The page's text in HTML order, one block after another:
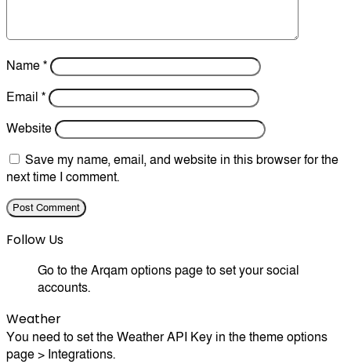
Name*
Email *
Website
Save my name, email, and website in this browser for the
next time I comment.
Follow Us
Go to the Arqam options page to set your social
accounts.
Weather
You need to set the Weather API Key in the theme options
page > Integrations.